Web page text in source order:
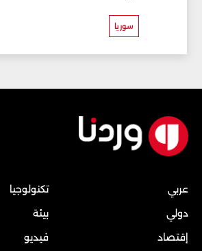
سوريا
عربي
دولي
إقتصاد
تكنولوجيا
بيئة
فيديو